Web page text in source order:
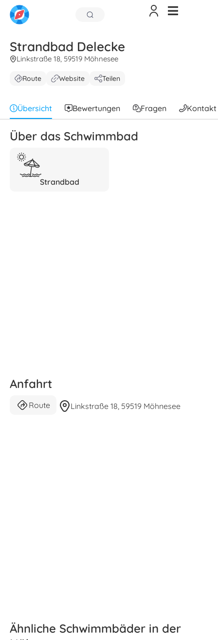
Strandbad Delecke
Linkstraße 18, 59519 Möhnesee
Route Website Teilen
Übersicht Bewertungen Fragen Kontakt
Über das Schwimmbad
Strandbad
Anfahrt
Route Linkstraße 18, 59519 Möhnesee
Ähnliche Schwimmbäder in der